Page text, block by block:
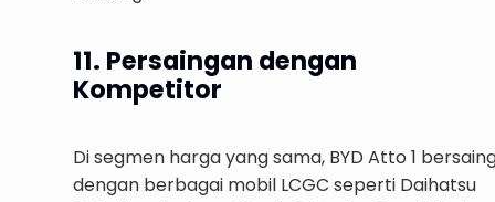
11. Persaingan dengan
Kompetitor
Di segmen harga yang sama, BYD Atto 1
dengan berbagai mobil LCGC seperti Daihatsu